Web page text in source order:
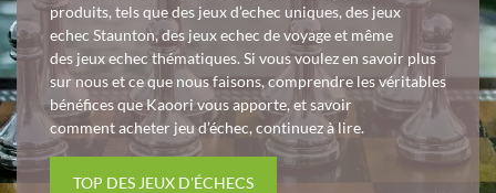
produits, tels que des jeux d’echec uniques, des jeux
echec Staunton, des jeux echec de voyage et même
des jeux echec thématiques. Si vous voulez en savoir plus
sur nous et ce que nous faisons, comprendre les véritables
bénéfices que Kaoori vous apporte, et savoir
comment acheter jeu d’échec, continuez à lire.
TOP DES JEUX D'ÉCHECS